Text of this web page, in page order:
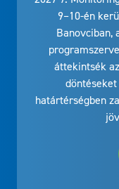
9–10-én
Banovciban,
áttekintsék
határtérségben